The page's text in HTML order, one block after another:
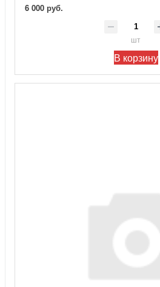
6 000 руб.
шт
В корзину